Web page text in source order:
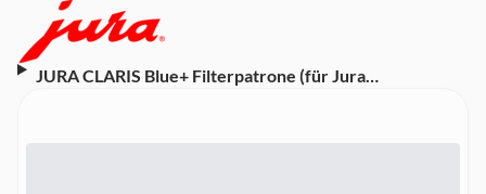
JURA CLARIS Blue+ Filterpatrone (für Jura